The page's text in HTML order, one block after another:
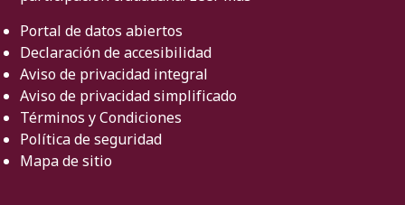
Portal de datos abiertos
Declaración de accesibilidad
Aviso de privacidad integral
Aviso de privacidad simplificado
Términos y Condiciones
Política de seguridad
Mapa de sitio